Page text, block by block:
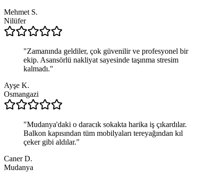
Mehmet S.
Nilüfer
"Zamanında geldiler, çok güvenilir ve profesyonel bir
ekip. Asansörlü nakliyat sayesinde taşınma stresim
kalmadı."
Ayşe K.
Osmangazi
"Mudanya'daki o daracık sokakta harika iş çıkardılar.
Balkon kapısından tüm mobilyaları tereyağından kıl
çeker gibi aldılar."
Caner D.
Mudanya